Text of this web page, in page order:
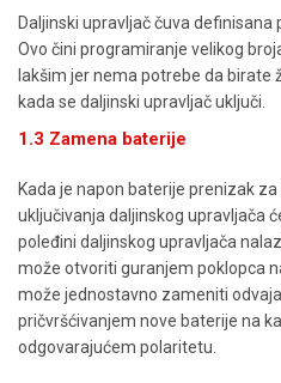
Daljinski upravljač čuva definisana
Ovo čini programiranje velikog
lakšim jer nema potrebe da birate
kada se daljinski upravljač uključi.
1.3 Zamena baterije
Kada je napon baterije prenizak
uključivanja daljinskog upravljača
poleđini daljinskog upravljača
može otvoriti guranjem poklopca
može jednostavno zameniti
pričvršćivanjem nove baterije na
odgovarajućem polaritetu.